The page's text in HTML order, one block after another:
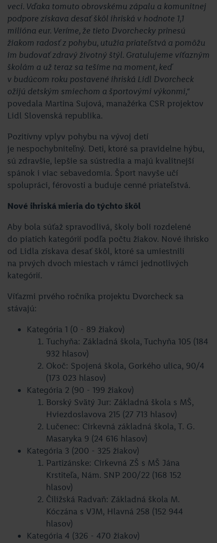
veci. Vďaka tomuto obrovskému zápalu a komunitnej
podpore získava desať škôl ihriská v hodnote 1,1
milióna eur. Veríme, že tieto Dvorchecky prinesú
žiakom radosť z pohybu, utužia priateľstvá a pomôžu
im budovať zdravý životný štýl. Gratulujeme víťazným
školám a už teraz sa tešíme na moment, keď
v budúcom roku postavené ihriská Lidl Dvorcheck
ožijú detským smiechom a športovými výkonmi,“
povedala Martina Sujová, manažérka CSR projektov
Lidl Slovenská republika.
Pozitívny vplyv pohybu na vývoj detí
je nespochybniteľný. Deti, ktoré sa pravidelne hýbu,
sú zdravšie, lepšie sa sústredia a majú kvalitnejší
spánok i viac sebavedomia. Šport navyše učí
spolupráci, férovosti a buduje cenné priateľstvá.
Nové ihriská mieria do týchto škôl
Aby bola súťaž spravodlivá, školy boli rozdelené
do piatich kategórií podľa počtu žiakov. Nové ihrisko
od Lidla získava desať škôl, ktoré sa umiestnili
na prvých dvoch miestach v rámci jednotlivých
kategórií.
Víťazmi prvého ročníka projektu Dvorcheck sa
stávajú:
Kategória 1 (0 - 89 žiakov)
Tuchyňa: Základná škola, Tuchyňa 105 (184
932 hlasov)
Okoč: Spojená škola, Gorkého ulica, 90/4
(173 023 hlasov)
Kategória 2 (90 - 199 žiakov)
Borský Svätý Jur: Základná škola s MŠ,
Hviezdoslavova 215 (27 713 hlasov)
Lučenec: Cirkevná základná škola, T. G.
Masaryka 9 (24 616 hlasov)
Kategória 3 (200 - 325 žiakov)
Partizánske: Cirkevná ZŠ s MŠ Jána
Krstiteľa, Nám. SNP 200/22 (168 152
hlasov)
Čiližská Radvaň: Základná škola M.
Kóczána s VJM, Hlavná 258 (152 944
hlasov)
Kategória 4 (326 - 470 žiakov)